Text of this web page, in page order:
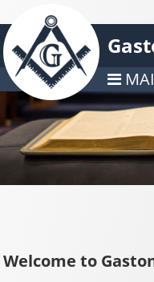
Welcome to